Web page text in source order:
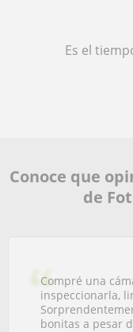
Es el
Conoce que
de
Compré una
inspeccionarla,
bonitas a pesar